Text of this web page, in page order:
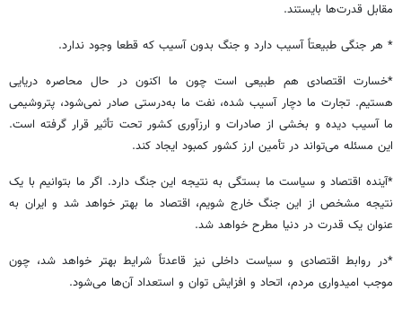
مقابل قدرت‌ها بایستند.
* هر جنگی طبیعتاً آسیب دارد و جنگ بدون آسیب که قطعا وجود ندارد.
*خسارت اقتصادی هم طبیعی است چون ما اکنون در حال محاصره دریایی
هستیم. تجارت ما دچار آسیب شده، نفت ما به‌درستی صادر نمی‌شود، پتروشیمی
ما آسیب دیده و بخشی از صادرات و ارزآوری کشور تحت تأثیر قرار گرفته است.
این مسئله می‌تواند در تأمین ارز کشور کمبود ایجاد کند.
*آینده اقتصاد و سیاست ما بستگی به نتیجه این جنگ دارد. اگر ما بتوانیم با یک
نتیجه مشخص از این جنگ خارج شویم، اقتصاد ما بهتر خواهد شد و ایران به
عنوان یک قدرت در دنیا مطرح خواهد شد.
*در روابط اقتصادی و سیاست داخلی نیز قاعدتاً شرایط بهتر خواهد شد، چون
موجب امیدواری مردم، اتحاد و افزایش توان و استعداد آن‌ها می‌شود.